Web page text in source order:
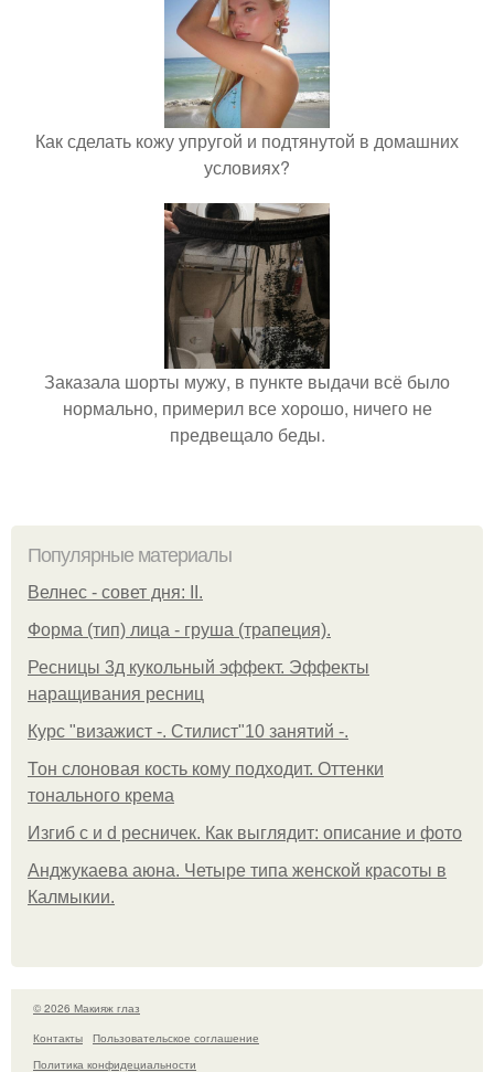
Как сделать кожу упругой и подтянутой в домашних
условиях?
Заказала шорты мужу, в пункте выдачи всё было
нормально, примерил все хорошо, ничего не
предвещало беды.
Популярные материалы
Велнес - совет дня: II.
Форма (тип) лица - груша (трапеция).
Ресницы 3д кукольный эффект. Эффекты
наращивания ресниц
Курс "визажист -. Стилист"10 занятий -.
Тон слоновая кость кому подходит. Оттенки
тонального крема
Изгиб c и d ресничек. Как выглядит: описание и фото
Анджукаева аюна. Четыре типа женской красоты в
Калмыкии.
© 2026 Макияж глаз
Контакты
Пользовательское соглашение
Политика конфидециальности